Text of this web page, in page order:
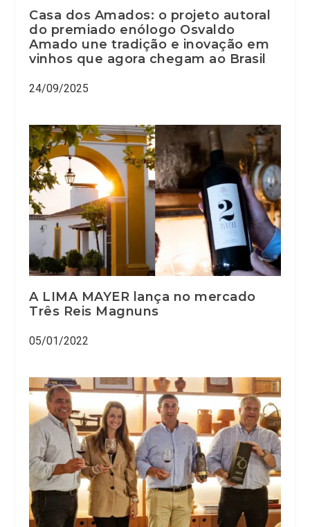
Casa dos Amados: o projeto autoral
do premiado enólogo Osvaldo
Amado une tradição e inovação em
vinhos que agora chegam ao Brasil
24/09/2025
A LIMA MAYER lança no mercado
Três Reis Magnuns
05/01/2022